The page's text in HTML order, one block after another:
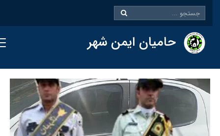
حامیان ایمن شهر